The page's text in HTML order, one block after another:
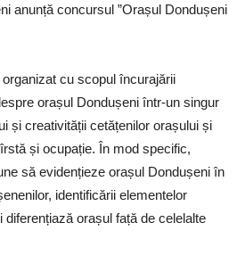
anunță concursul ”Orașul Dondușeni
cu scopul încurajării
orașul Dondușeni într-un singur
și creativității cetățenilor orașului și
și ocupație. În mod specific,
să evidențieze orașul Dondușeni în
identificării elementelor
orașul față de celelalte